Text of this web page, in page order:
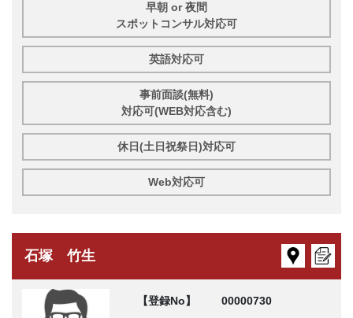
早朝 or 夜間
スポットコンサル対応可
英語対応可
事前面談(無料)
対応可(WEB対応含む)
休日(土日祝祭日)対応可
Web対応可
石塚 竹生
【登録No】
00000730